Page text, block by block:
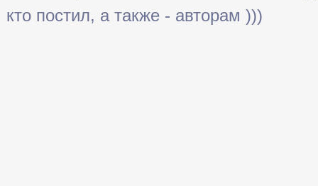
кто постил, а также - авторам )))